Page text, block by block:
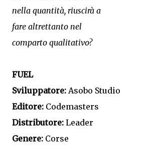
nella quantità, riuscirà a
fare altrettanto nel
comparto qualitativo?
FUEL
Sviluppatore: Asobo Studio
Editore: Codemasters
Distributore: Leader
Genere: Corse